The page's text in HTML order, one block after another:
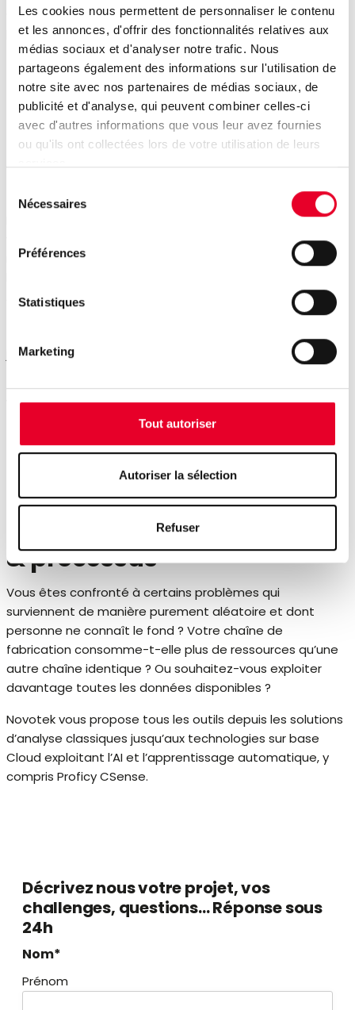
Les cookies nous permettent de personnaliser le contenu
et les annonces, d'offrir des fonctionnalités relatives aux
médias sociaux et d'analyser notre trafic. Nous
partageons également des informations sur l'utilisation de
notre site avec nos partenaires de médias sociaux, de
publicité et d'analyse, qui peuvent combiner celles-ci
avec d'autres informations que vous leur avez fournies
ou qu'ils ont collectées lors de votre utilisation de leurs
Nécessaires
Préférences
Statistiques
Marketing
Tout autoriser
Autoriser la sélection
Refuser
ou des modifications de processus sans interrompre la
production.
Découvrez toute la
polyvalence des outils
vous. Ceux-ci comprennent l’analyse de tendances, la
modélisation sur base statistique, la modélisation sur
AI. L’apprentissage automatique revêt de nombreuses
facettes : depuis l’analyse hors ligne et l’identification de
tendances jusqu’à la modélisation intégrale en ligne d’un
jumeau numérique.
Découvrez Proficy CSense sur le site Web de GE
Vernova.
Nous vous aidons à
optimiser vos installations
& processus
Vous êtes confronté à certains problèmes qui
surviennent de manière purement aléatoire et dont
personne ne connaît le fond ? Votre chaîne de
fabrication consomme-t-elle plus de ressources qu’une
autre chaîne identique ? Ou souhaitez-vous exploiter
davantage toutes les données disponibles ?
Novotek vous propose tous les outils depuis les solutions
d’analyse classiques jusqu’aux technologies sur base
Cloud exploitant l’AI et l’apprentissage automatique, y
compris Proficy CSense.
Décrivez nous votre projet, vos
challenges, questions… Réponse sous
24h
Nom*
Prénom